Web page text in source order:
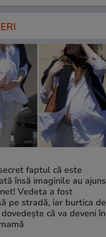
faptul că este
însă imaginile au ajuns
Vedeta a fost
pe stradă, iar burtica de
că va deveni în